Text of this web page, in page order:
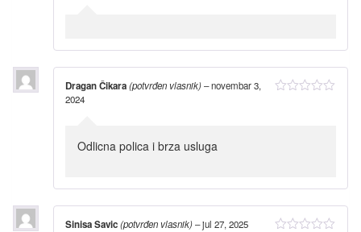
Dragan Čikara(potvrđen vlasnik)–novembar 3,
2024
Odlicna polica i brza usluga
Sinisa Savic(potvrđen vlasnik)–jul 27, 2025